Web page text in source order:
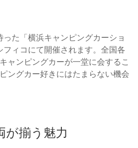
た「横浜キャンピングカーショ
ィコにて開催されます。全国各
ャンピングカーが一堂に会するこ
ングカー好きにはたまらない機会
が揃う魅力